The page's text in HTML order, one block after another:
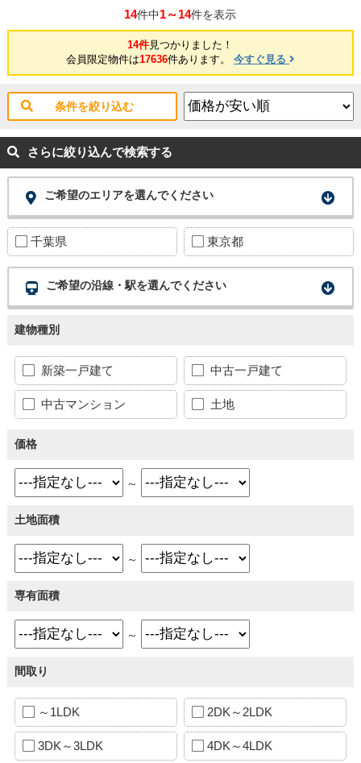
14件中1～14件を表示
14件見つかりました！
会員限定物件は17636件あります。 今すぐ見る
条件を絞り込む
さらに絞り込んで検索する
ご希望のエリアを選んでください
千葉県 東京都
ご希望の沿線・駅を選んでください
建物種別
新築一戸建て 中古一戸建て
中古マンション 土地
価格
～
土地面積
～
専有面積
～
間取り
～1LDK 2DK～2LDK
3DK～3LDK 4DK～4LDK